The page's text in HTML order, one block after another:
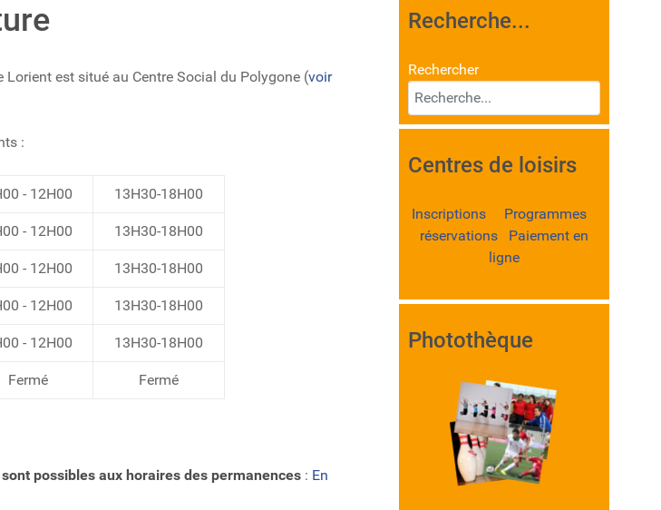
est situé au Centre Social du Polygone (voir
:
- 12H00 13H30-18H00
- 12H00 13H30-18H00
- 12H00 13H30-18H00
- 12H00 13H30-18H00
- 12H00 13H30-18H00
Fermé Fermé
sont possibles aux horaires des permanences: En
Recherche...
Rechercher
Centres de loisirs
Inscriptions Programmes
réservations Paiement en
ligne
Photothèque